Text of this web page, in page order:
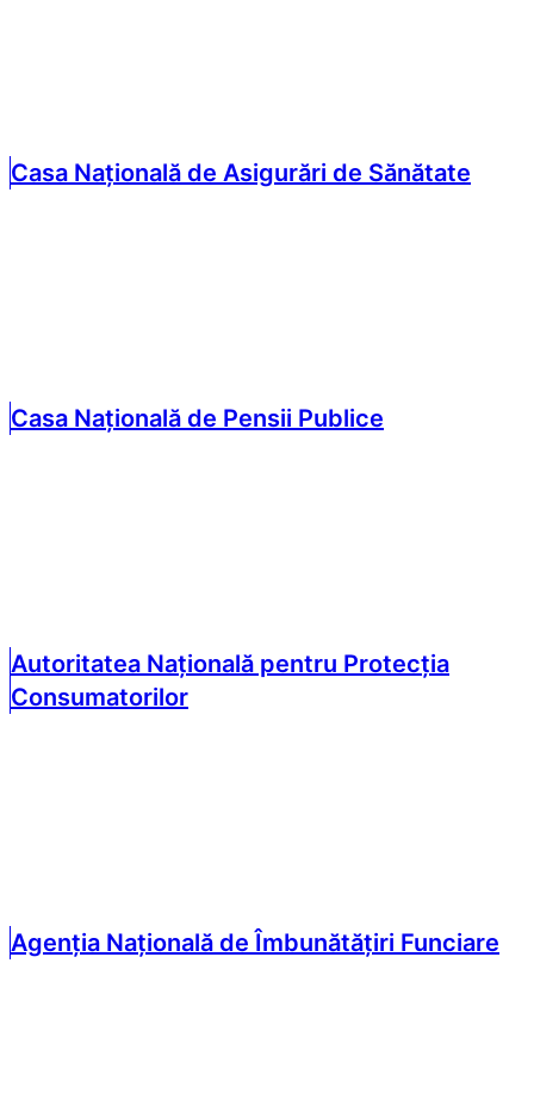
Casa Națională de Asigurări de Sănătate
Casa Națională de Pensii Publice
Autoritatea Națională pentru Protecția
Consumatorilor
Agenția Națională de Îmbunătățiri Funciare